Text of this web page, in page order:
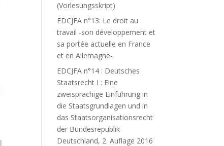
(Vorlesungsskript)
EDCJFA n°13: Le droit au
travail -son développement et
sa portée actuelle en France
et en Allemagne-
EDCJFA n°14 : Deutsches
Staatsrecht I : Eine
zweisprachige Einführung in
die Staatsgrundlagen und in
das Staatsorganisationsrecht
der Bundesrepublik
Deutschland, 2. Auflage 2016